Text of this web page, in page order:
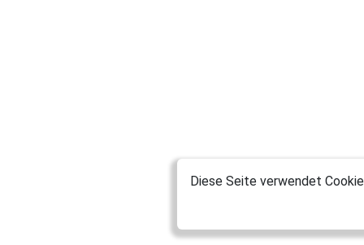
Diese Seite verwendet